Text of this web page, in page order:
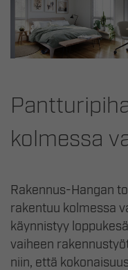
kolmessa
Rakennus-Hangan
rakentuu kolmessa
käynnistyy
vaiheen
niin, että